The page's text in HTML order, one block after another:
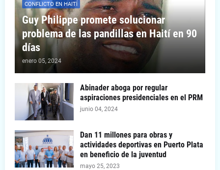
CONFLICTO EN HAITÍ
Guy Philippe promete solucionar
problema de las pandillas en Haití en 90
días
enero 05, 2024
Abinader aboga por regular
aspiraciones presidenciales en el PRM
junio 04, 2024
Dan 11 millones para obras y
actividades deportivas en Puerto Plata
en beneficio de la juventud
mayo 25, 2023